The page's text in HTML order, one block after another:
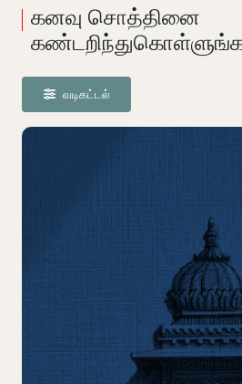
கனவு சொத்தினை
வடிகட்டல்